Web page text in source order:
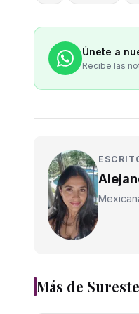
Únete a
Recibe las
Más de Sureste